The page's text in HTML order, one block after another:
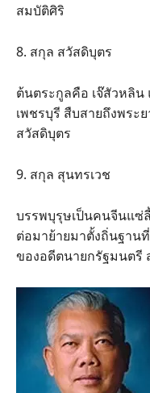
สมบัติศิริ
8. สกุล สวัสดิบุตร
ต้นตระกูลคือ เจ๊สัวหลิ
เพชรบุรี สืบสายถึงพระ
สวัสดิบุตร
9. สกุล สุนทรเวช
บรรพบุรุษเป็นคนจีนแซ่
ต่อมาย้ายมาตั้งถิ่นฐานที่
ของอดีตนายกรัฐมนตรี